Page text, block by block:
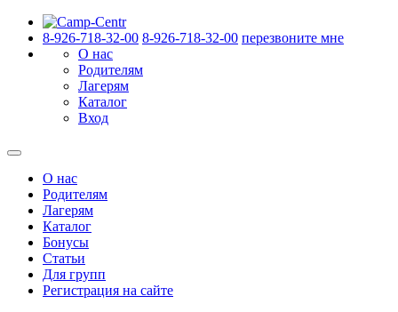
8-926-718-32-00 8-926-718-32-00 перезвоните мне
О нас
Родителям
Лагерям
Каталог
Вход
О нас
Родителям
Лагерям
Каталог
Бонусы
Статьи
Для групп
Регистрация на сайте